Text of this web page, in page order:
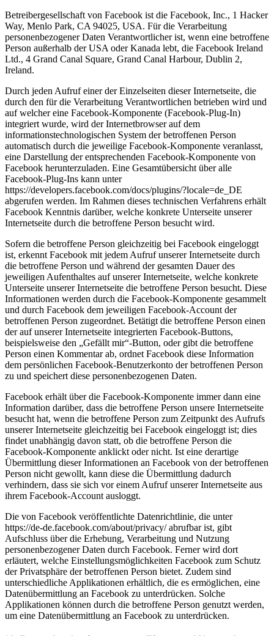
Betreibergesellschaft von Facebook ist die Facebook, Inc., 1 Hacker
Way, Menlo Park, CA 94025, USA. Für die Verarbeitung
personenbezogener Daten Verantwortlicher ist, wenn eine betroffene
Person außerhalb der USA oder Kanada lebt, die Facebook Ireland
Ltd., 4 Grand Canal Square, Grand Canal Harbour, Dublin 2,
Ireland.
Durch jeden Aufruf einer der Einzelseiten dieser Internetseite, die
durch den für die Verarbeitung Verantwortlichen betrieben wird und
auf welcher eine Facebook-Komponente (Facebook-Plug-In)
integriert wurde, wird der Internetbrowser auf dem
informationstechnologischen System der betroffenen Person
automatisch durch die jeweilige Facebook-Komponente veranlasst,
eine Darstellung der entsprechenden Facebook-Komponente von
Facebook herunterzuladen. Eine Gesamtübersicht über alle
Facebook-Plug-Ins kann unter
https://developers.facebook.com/docs/plugins/?locale=de_DE
abgerufen werden. Im Rahmen dieses technischen Verfahrens erhält
Facebook Kenntnis darüber, welche konkrete Unterseite unserer
Internetseite durch die betroffene Person besucht wird.
Sofern die betroffene Person gleichzeitig bei Facebook eingeloggt
ist, erkennt Facebook mit jedem Aufruf unserer Internetseite durch
die betroffene Person und während der gesamten Dauer des
jeweiligen Aufenthaltes auf unserer Internetseite, welche konkrete
Unterseite unserer Internetseite die betroffene Person besucht. Diese
Informationen werden durch die Facebook-Komponente gesammelt
und durch Facebook dem jeweiligen Facebook-Account der
betroffenen Person zugeordnet. Betätigt die betroffene Person einen
der auf unserer Internetseite integrierten Facebook-Buttons,
beispielsweise den „Gefällt mir“-Button, oder gibt die betroffene
Person einen Kommentar ab, ordnet Facebook diese Information
dem persönlichen Facebook-Benutzerkonto der betroffenen Person
zu und speichert diese personenbezogenen Daten.
Facebook erhält über die Facebook-Komponente immer dann eine
Information darüber, dass die betroffene Person unsere Internetseite
besucht hat, wenn die betroffene Person zum Zeitpunkt des Aufrufs
unserer Internetseite gleichzeitig bei Facebook eingeloggt ist; dies
findet unabhängig davon statt, ob die betroffene Person die
Facebook-Komponente anklickt oder nicht. Ist eine derartige
Übermittlung dieser Informationen an Facebook von der betroffenen
Person nicht gewollt, kann diese die Übermittlung dadurch
verhindern, dass sie sich vor einem Aufruf unserer Internetseite aus
ihrem Facebook-Account ausloggt.
Die von Facebook veröffentlichte Datenrichtlinie, die unter
https://de-de.facebook.com/about/privacy/ abrufbar ist, gibt
Aufschluss über die Erhebung, Verarbeitung und Nutzung
personenbezogener Daten durch Facebook. Ferner wird dort
erläutert, welche Einstellungsmöglichkeiten Facebook zum Schutz
der Privatsphäre der betroffenen Person bietet. Zudem sind
unterschiedliche Applikationen erhältlich, die es ermöglichen, eine
Datenübermittlung an Facebook zu unterdrücken. Solche
Applikationen können durch die betroffene Person genutzt werden,
um eine Datenübermittlung an Facebook zu unterdrücken.